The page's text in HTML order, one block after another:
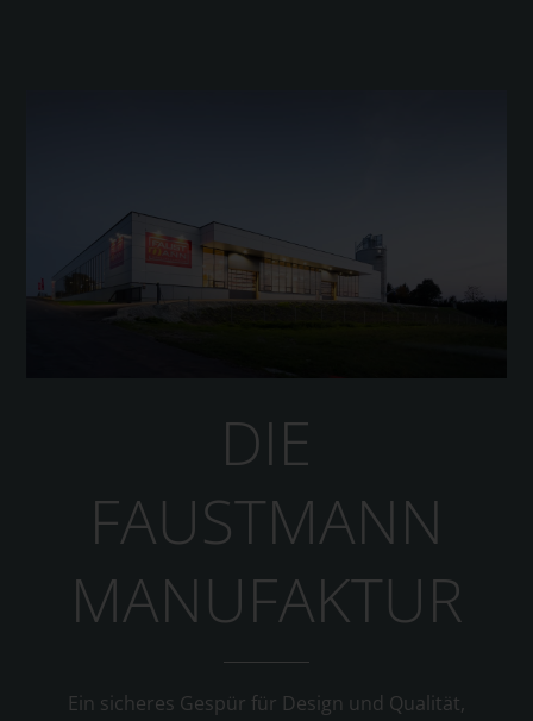
DIE
FAUSTMANN
MANUFAKTUR
Ein sicheres Gespür für Design und Qualität,